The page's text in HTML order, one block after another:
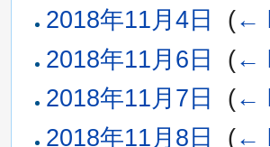
2018年11月4日
(←
2018年11月6日
(←
2018年11月7日
(←
2018年11月8日
(←